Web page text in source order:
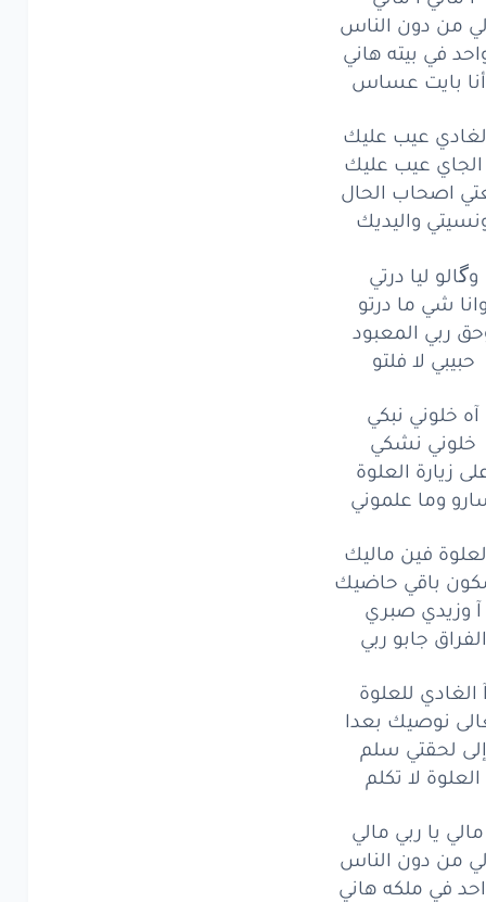
مالي آمالي
من دونالناس
في بيتههاني
بايتعساس
عيب
عيبعليك
اصحابالحال
ليادرتي
شي ما درتو
لا فلتو
خلونينبكي
زيارةالعلوة
وما علموني
باقيحاضيك
من دون الناس
في بيته هاني
بايت عساس
عيب عليك
الجاي عيب عليك
اصحاب الحال
واليديك
وگالو ليا درتي
وانا شي ما درتو
ربي المعبود
حبيبي لا فلتو
آه خلوني نبكي
خلوني نشكي
زيارة العلوة
وما علموني
فين ماليك
باقي حاضيك
آ وزيدي صبري
الفراق جابو ربي
الغادي للعلوة
نوصيك بعدا
إلى لحقتي سلم
العلوة لا تكلم
مالي يا ربي مالي
من دون الناس
في ملكه هاني